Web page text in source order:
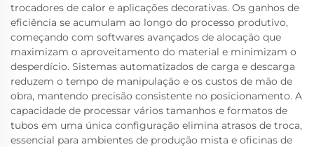
trocadores de calor e aplicações decorativas. Os ganhos de
eficiência se acumulam ao longo do processo produtivo,
começando com softwares avançados de alocação que
maximizam o aproveitamento do material e minimizam o
desperdício. Sistemas automatizados de carga e descarga
reduzem o tempo de manipulação e os custos de mão de
obra, mantendo precisão consistente no posicionamento. A
capacidade de processar vários tamanhos e formatos de
tubos em uma única configuração elimina atrasos de troca,
essencial para ambientes de produção mista e oficinas de